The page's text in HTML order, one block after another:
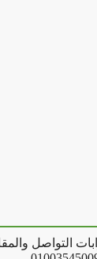
التواصل